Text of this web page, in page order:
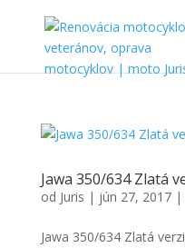
Jawa 350/634 Zlatá
od Juris | jún 27, 2017|
Jawa 350/634 Zlatá